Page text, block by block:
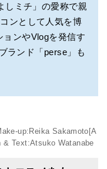
しミチ」の愛称で親
ンとして人気を博
ンやVlogを発信す
ランド「perse」も
up:Reika Sakamoto[A
Text:Atsuko Watanabe